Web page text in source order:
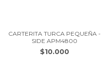
CARTERITA TURCA PEQUEÑA -
SIDE APM4800
$10.000